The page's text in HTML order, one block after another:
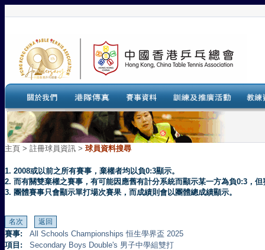
主頁 > 註冊球員資訊 > 球員資料搜尋
1. 2008或以前之所有賽事，棄權者均以負0:3顯示。
2. 而有關雙棄權之賽事，有可能因應舊有計分系統而顯示某一方為負0:3，
3. 團體賽事只會顯示單打場次賽果，而成績則會以團體總成績顯示。
賽事:
All Schools Championships 恒生學界盃 2025
項目:
Secondary Boys Double's 男子中學組雙打